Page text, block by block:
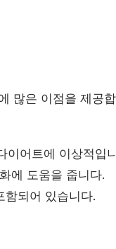
많은 이점을 제공
이어트에 이상적입
에 도움을 줍니다.
되어 있습니다.